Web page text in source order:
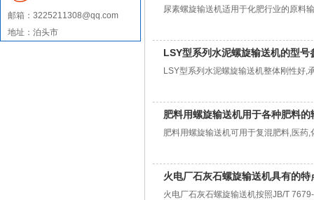
邮箱：3225211308@qq.com
地址：泊头市
尿素螺旋输送机适用于化肥行业的原料
LSY型系列水泥螺旋输送机的型号
LSY型系列水泥螺旋输送机整体刚性好,
肥料用螺旋输送机用于各种肥料的
肥料用螺旋输送机可用于复混肥料,医药
火电厂石灰石螺旋输送机具有的特
火电厂石灰石螺旋输送机按照JB/T